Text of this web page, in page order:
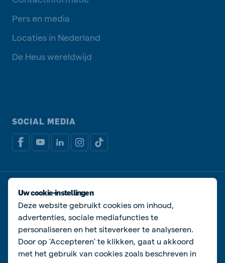
Pers en media
Locaties in Nederland
De Heus wereldwijd
SOCIAL MEDIA
Privacy disclaimerCookiebeleid
Algemene voorwaarden
© De Heus Voeders
Uw cookie-instellingen
Deze website gebruikt cookies om inhoud,
advertenties, sociale mediafuncties te
personaliseren en het siteverkeer te analyseren.
Door op 'Accepteren' te klikken, gaat u akkoord
met het gebruik van cookies zoals beschreven in